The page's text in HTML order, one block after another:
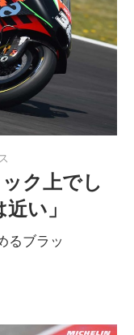
ク上でし
い」
るブラッ